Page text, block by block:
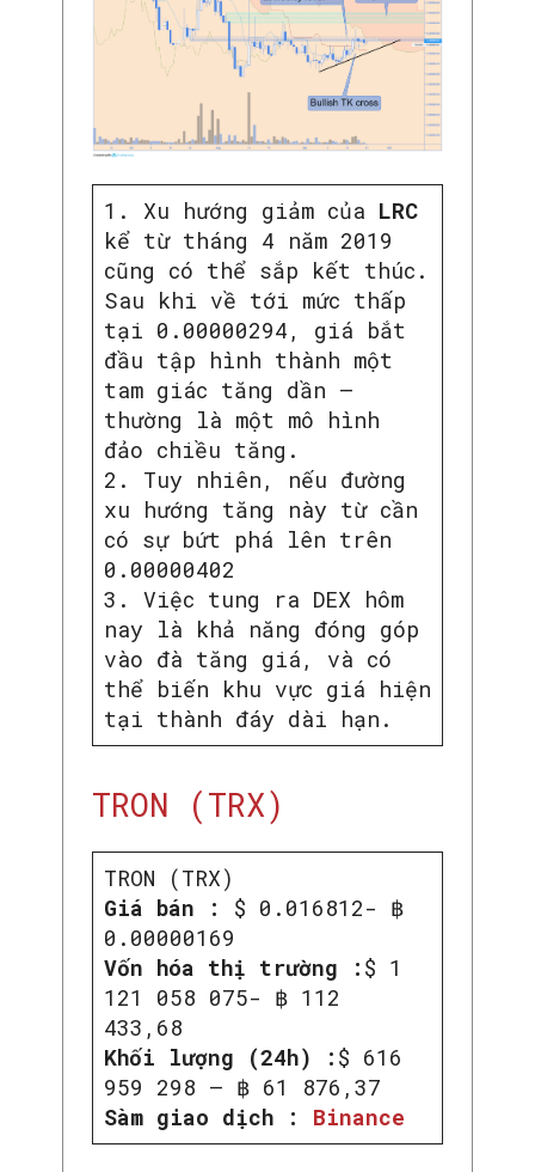
1. Xu hướng giảm của LRC
kể từ tháng 4 năm 2019
cũng có thể sắp kết thúc.
Sau khi về tới mức thấp
tại 0.00000294, giá bắt
đầu tập hình thành một
tam giác tăng dần –
thường là một mô hình
đảo chiều tăng.
2. Tuy nhiên, nếu đường
xu hướng tăng này từ cần
có sự bứt phá lên trên
0.00000402
3. Việc tung ra DEX hôm
nay là khả năng đóng góp
vào đà tăng giá, và có
thể biến khu vực giá hiện
tại thành đáy dài hạn.
TRON (TRX)
TRON (TRX)
Giá bán : $ 0.016812- ฿
0.00000169
Vốn hóa thị trường : $ 1
121 058 075- ฿ 112
433,68
Khối lượng (24h) : $ 616
959 298 – ฿ 61 876,37
Sàm giao dịch : Binance